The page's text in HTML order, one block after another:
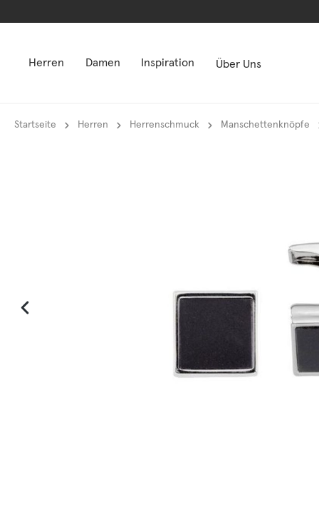
Herren Damen Inspiration Über Uns
Startseite Herren Herrenschmuck Manschettenknöpfe